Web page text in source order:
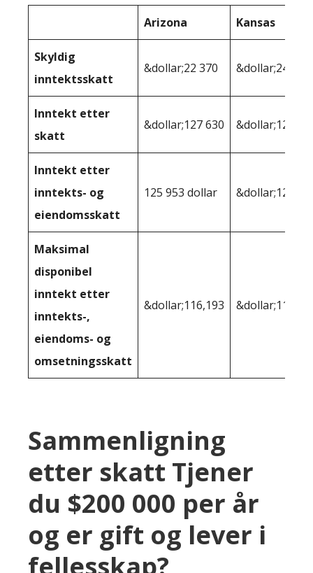
Arizona Kansas
Skyldig
inntektsskatt
&dollar;22 370 &dollar;24 528
Inntekt etter
skatt
&dollar;127 630 &dollar;125
Inntekt etter
inntekts- og
eiendomsskatt
125 953 dollar &dollar;122
Maksimal
disponibel
inntekt etter
inntekts-,
eiendoms- og
omsetningsskatt
&dollar;116,193
Sammenligning
etter skatt Tjener
du $200 000 per år
og er gift og lever i